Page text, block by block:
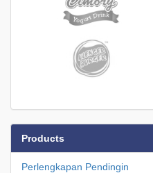
Products
Perlengkapan Pendingin